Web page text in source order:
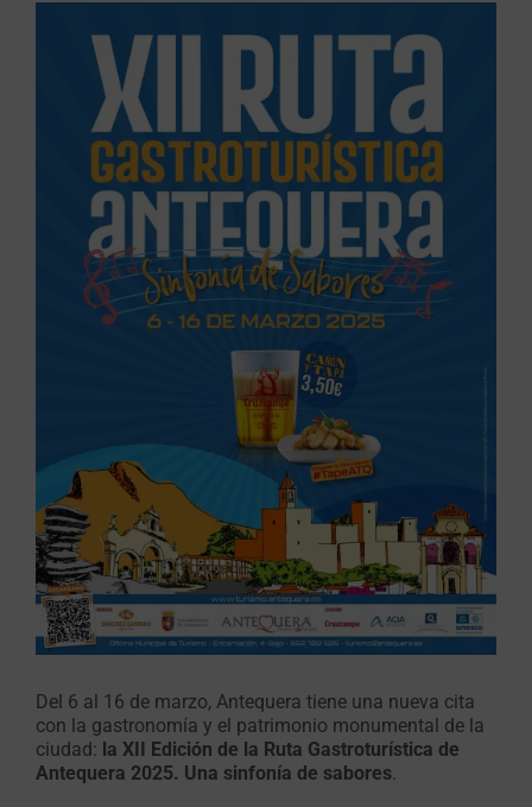
imagen
Del 6 al 16 de marzo, Antequera tiene una nueva cita
con la gastronomía y el patrimonio monumental de la
ciudad: la XII Edición de la Ruta Gastroturística de
Antequera 2025. Una sinfonía de sabores.